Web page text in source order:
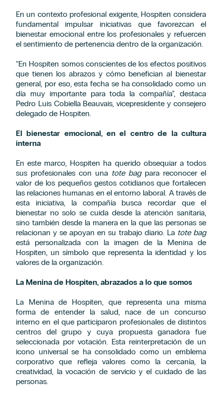
En un contexto profesional exigente, Hospiten considera
fundamental impulsar iniciativas que favorezcan el
bienestar emocional entre los profesionales y refuercen
el sentimiento de pertenencia dentro de la organización.
“En Hospiten somos conscientes de los efectos positivos
que tienen los abrazos y cómo benefician al bienestar
general, por eso, esta fecha se ha consolidado como un
día muy importante para toda la compañía”, destaca
Pedro Luis Cobiella Beauvais, vicepresidente y consejero
delegado de Hospiten.
El bienestar emocional, en el centro de la cultura
interna
En este marco, Hospiten ha querido obsequiar a todos
sus profesionales con una tote bagpara reconocer el
valor de los pequeños gestos cotidianos que fortalecen
las relaciones humanas en el entorno laboral. A través de
esta iniciativa, la compañía busca recordar que el
bienestar no solo se cuida desde la atención sanitaria,
sino también desde la manera en la que las personas se
relacionan y se apoyan en su trabajo diario. La tote bag
está personalizada con la imagen de la Menina de
Hospiten, un símbolo que representa la identidad y los
valores de la organización.
La Menina de Hospiten, abrazados a lo que somos
La Menina de Hospiten, que representa una misma
forma de entender la salud, nace de un concurso
interno en el que participaron profesionales de distintos
centros del grupo y cuya propuesta ganadora fue
seleccionada por votación. Esta reinterpretación de un
icono universal se ha consolidado como un emblema
corporativo que refleja valores como la cercanía, la
creatividad, la vocación de servicio y el cuidado de las
personas.